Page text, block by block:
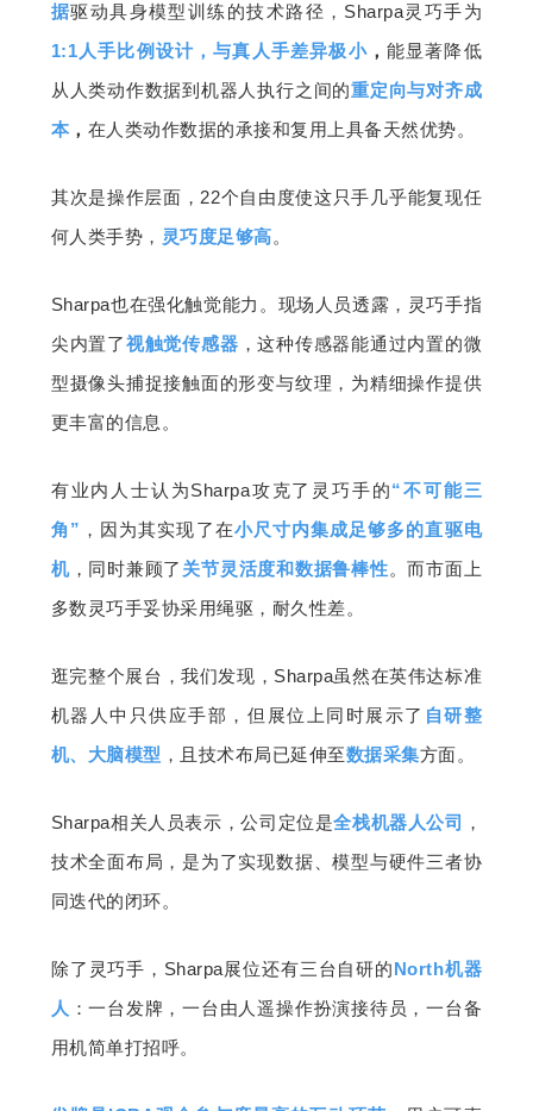
据驱动具身模型训练的技术路径，Sharpa灵巧手为
1:1人手比例设计，与真人手差异极小， 能显著降低
从人类动作数据到机器人执行之间的重定向与对齐成
本， 在人类动作数据的承接和复用上具备天然优势。
其次是操作层面，22个自由度使这只手几乎能复现任
何人类手势， 灵巧度足够高。
Sharpa也在强化触觉能力。现场人员透露，灵巧手指
尖内置了视触觉传感器 ，这种传感器能通过内置的微
型摄像头捕捉接触面的形变与纹理，为精细操作提供
更丰富的信息。
有业内人士认为Sharpa攻克了灵巧手的“不可能三
角” ，因为其实现了在小尺寸内集成足够多的直驱电
机，同时兼顾了 关节灵活度和数据鲁棒性。而市面上
多数灵巧手妥协采用绳驱，耐久性差。
逛完整个展台，我们发现，Sharpa虽然在英伟达标准
机器人中只供应手部，但展位上同时展示了 自研整
机、大脑模型 ，且技术布局已延伸至数据采集方面。
Sharpa相关人员表示，公司定位是全栈机器人公司 ，
技术全面布局，是为了实现数据、模型与硬件三者协
同迭代的闭环。
除了灵巧手，Sharpa展位还有三台自研的North机器
人 ：一台发牌，一台由人遥操作扮演接待员，一台备
用机简单打招呼。